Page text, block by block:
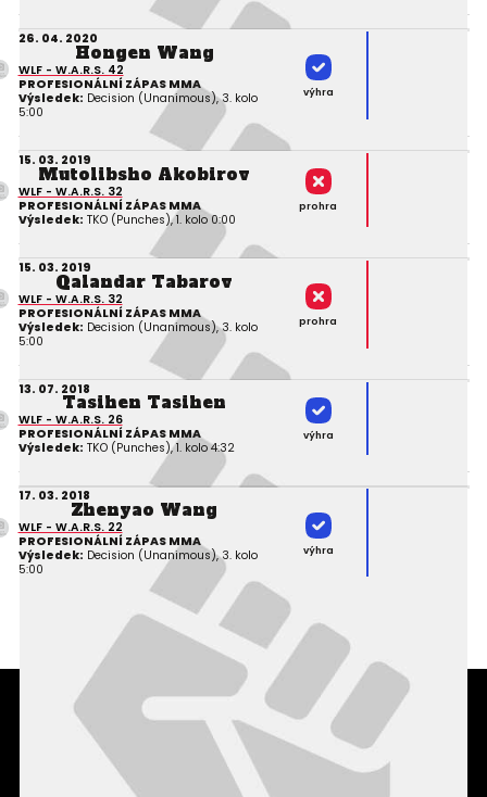
26. 04. 2020
Hongen Wang
WLF - W.A.R.S. 42
PROFESIONÁLNÍ ZÁPAS MMA
Výsledek: Decision (Unanimous), 3. kolo
5:00
výhra
15. 03. 2019
Mutolibsho Akobirov
WLF - W.A.R.S. 32
PROFESIONÁLNÍ ZÁPAS MMA
Výsledek: TKO (Punches), 1. kolo 0:00
prohra
15. 03. 2019
Qalandar Tabarov
WLF - W.A.R.S. 32
PROFESIONÁLNÍ ZÁPAS MMA
Výsledek: Decision (Unanimous), 3. kolo
5:00
prohra
13. 07. 2018
Tasihen Tasihen
WLF - W.A.R.S. 26
PROFESIONÁLNÍ ZÁPAS MMA
Výsledek: TKO (Punches), 1. kolo 4:32
výhra
17. 03. 2018
Zhenyao Wang
WLF - W.A.R.S. 22
PROFESIONÁLNÍ ZÁPAS MMA
Výsledek: Decision (Unanimous), 3. kolo
5:00
výhra
Podmínky užití webového rozhraní
Souhlas s používáním osobních údajů
Statistiky